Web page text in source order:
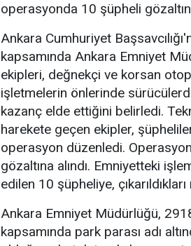
operasyonda 10 şüpheli
Ankara Cumhuriyet
kapsamında Ankara Emniyet
ekipleri, değnekçi ve korsan
işletmelerin önlerinde
kazanç elde ettiğini belirledi.
harekete geçen ekipler,
operasyon düzenledi.
gözaltına alındı. Emniyetteki
edilen 10 şüpheliye,
Ankara Emniyet Müdürlüğü,
kapsamında park parası adı